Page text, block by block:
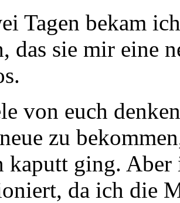
Tagen bekam
das sie mir eine
von euch
zu
kaputt ging.
da ich die